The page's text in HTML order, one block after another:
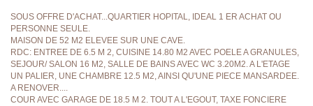
SOUS OFFRE D'ACHAT...QUARTIER HOPITAL, IDEAL 1 ER ACHAT OU
PERSONNE SEULE.
MAISON DE 52 M2 ELEVEE SUR UNE CAVE.
RDC: ENTREE DE 6.5 M 2, CUISINE 14.80 M2 AVEC POELE A GRANULES,
SEJOUR/ SALON 16 M2, SALLE DE BAINS AVEC WC 3.20M2. A L'ETAGE
UN PALIER, UNE CHAMBRE 12.5 M2, AINSI QU'UNE PIECE MANSARDEE.
A RENOVER....
COUR AVEC GARAGE DE 18.5 M 2. TOUT A L'EGOUT, TAXE FONCIERE